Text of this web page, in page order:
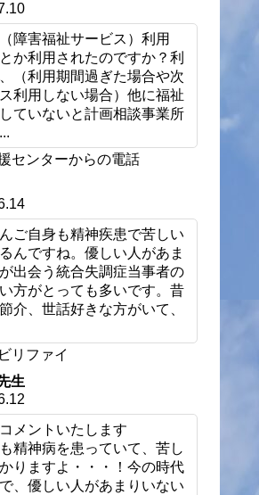
障害福祉サービス）利用
か利用されたのですか？利
（利用期間過ぎた場合や次
利用しない場合）他に福祉
ていないと計画相談事業所
センターからの電話
ご自身も精神疾患で苦しい
んですね。優しい人があま
出会う統合失調症当事者の
方がとっても多いです。昔
介、世話好きな方がいて、
リファイ
生
メントいたします
精神病を患っていて、苦し
りますよ・・・！今の時代
、優しい人があまりいない